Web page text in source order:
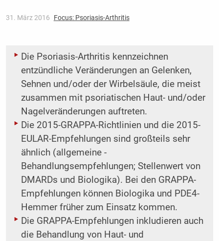
31. März 2016 Focus: Psoriasis-Arthritis
Die Psoriasis-Arthritis kennzeichnen
entzündliche Veränderungen an Gelenken,
Sehnen und/oder der ­Wirbelsäule, die meist
zusammen mit psoriatischen Haut- und/oder
Nagelveränderungen auftreten.
Die 2015-GRAPPA-Richtlinien und die 2015-
EULAR-Empfehlungen sind großteils sehr
ähnlich (allgemeine ­
Behandlungsempfehlungen; Stellenwert von
DMARDs und Biologika). Bei den GRAPPA-
Empfehlungen können ­Biologika und PDE4-
Hemmer früher zum Einsatz kommen.
Die GRAPPA-Empfehlungen inkludieren auch
die Behandlung von Haut- und